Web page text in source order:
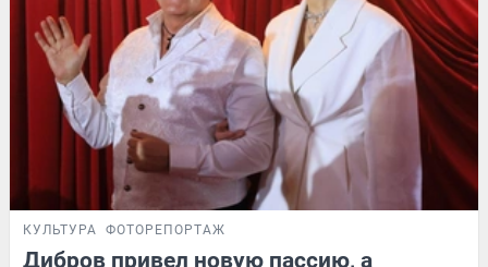
КУЛЬТУРА ФОТОРЕПОРТАЖ
Дибров привел новую пассию, а